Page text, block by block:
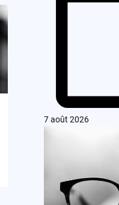
7 août 2026